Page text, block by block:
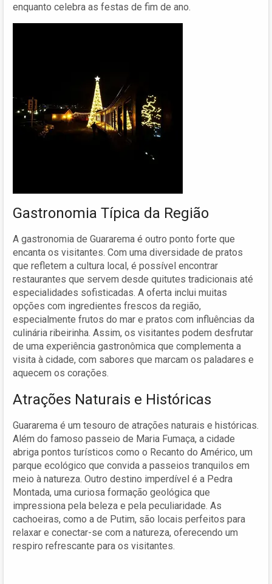
enquanto celebra as festas de fim de ano.
Gastronomia Típica da Região
A gastronomia de Guararema é outro ponto forte que
encanta os visitantes. Com uma diversidade de pratos
que refletem a cultura local, é possível encontrar
restaurantes que servem desde quitutes tradicionais até
especialidades sofisticadas. A oferta inclui muitas
opções com ingredientes frescos da região,
especialmente frutos do mar e pratos com influências da
culinária ribeirinha. Assim, os visitantes podem desfrutar
de uma experiência gastronômica que complementa a
visita à cidade, com sabores que marcam os paladares e
aquecem os corações.
Atrações Naturais e Históricas
Guararema é um tesouro de atrações naturais e históricas.
Além do famoso passeio de Maria Fumaça, a cidade
abriga pontos turísticos como o Recanto do Américo, um
parque ecológico que convida a passeios tranquilos em
meio à natureza. Outro destino imperdível é a Pedra
Montada, uma curiosa formação geológica que
impressiona pela beleza e pela peculiaridade. As
cachoeiras, como a de Putim, são locais perfeitos para
relaxar e conectar-se com a natureza, oferecendo um
respiro refrescante para os visitantes.